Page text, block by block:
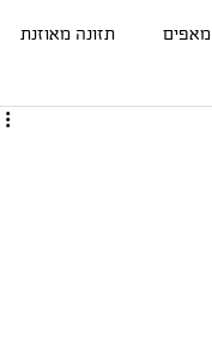
מאפים תזונה מאוזנת